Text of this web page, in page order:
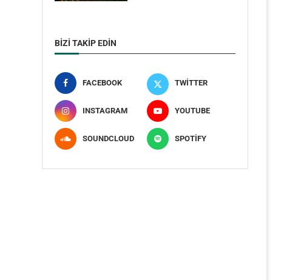
BIZI TAKIP EDIN
FACEBOOK TWITTER
INSTAGRAM YOUTUBE
SOUNDCLOUD SPOTIFY